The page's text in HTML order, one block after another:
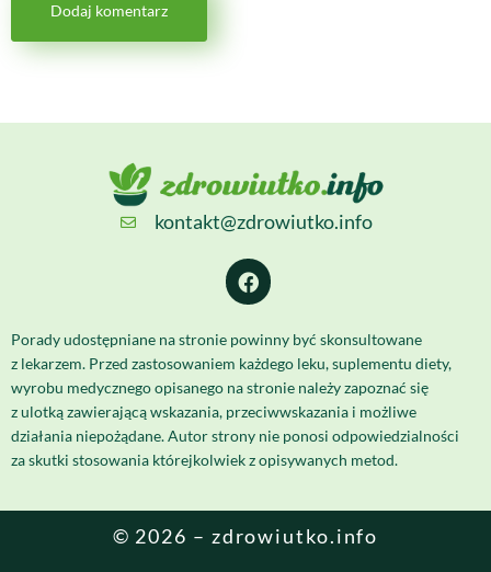
kontakt@zdrowiutko.info
Porady udostępniane na stronie powinny być skonsultowane
z lekarzem. Przed zastosowaniem każdego leku, suplementu diety,
wyrobu medycznego opisanego na stronie należy zapoznać się
z ulotką zawierającą wskazania, przeciwwskazania i możliwe
działania niepożądane. Autor strony nie ponosi odpowiedzialności
za skutki stosowania którejkolwiek z opisywanych metod.
© 2026 – zdrowiutko.info